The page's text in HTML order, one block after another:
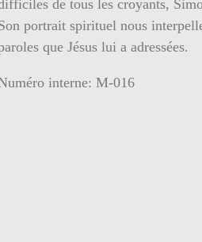
de tous les croyants,
portrait spirituel nous
que Jésus lui a adressées.
interne: M-016